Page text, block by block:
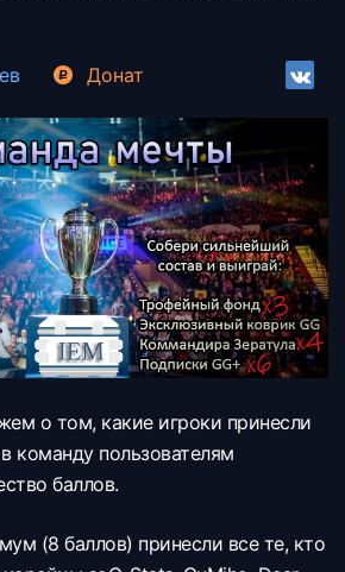
Донат
о том, какие игроки принесли
команду пользователям
баллов.
(8 баллов) принесли все те, кто